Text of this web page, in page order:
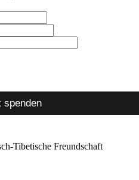
spenden
Tibetische Freundschaft